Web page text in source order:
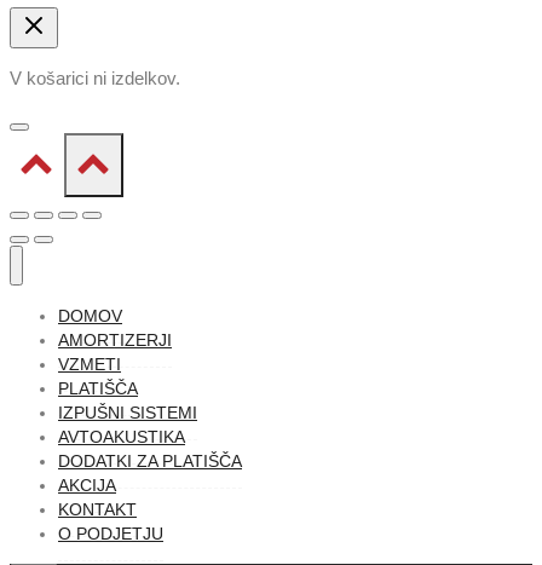
V košarici ni izdelkov.
DOMOV
AMORTIZERJI
VZMETI
PLATIŠČA
IZPUŠNI SISTEMI
AVTOAKUSTIKA
DODATKI ZA PLATIŠČA
AKCIJA
KONTAKT
O PODJETJU